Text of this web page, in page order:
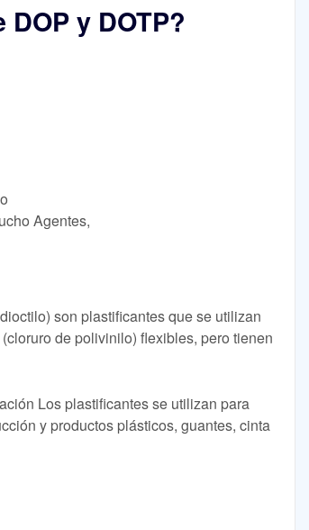
y DOTP?
Agentes,
son plastificantes que se utilizan
de polivinilo) flexibles, pero tienen
Los plastificantes se utilizan para
y productos plásticos, guantes, cinta